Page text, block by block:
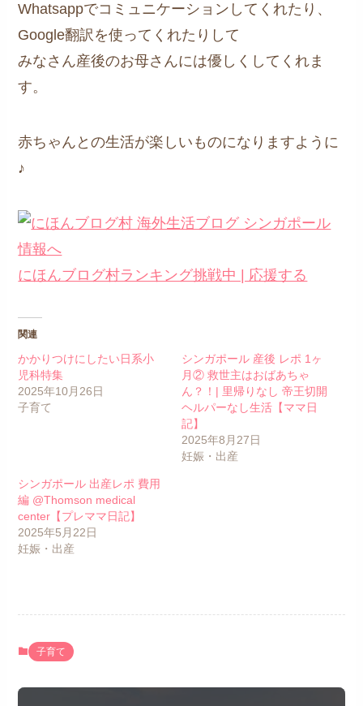
Whatsappでコミュニケーションしてくれたり、
Google翻訳を使ってくれたりして
みなさん産後のお母さんには優しくしてくれま
す。
赤ちゃんとの生活が楽しいものになりますように
♪
にほんブログ村ランキング挑戦中 | 応援する
関連
かかりつけにしたい日系小
児科特集
2025年10月26日
子育て
シンガポール 産後 レポ 1ヶ
月② 救世主はおばあちゃ
ん？！| 里帰りなし 帝王切開
ヘルパーなし生活【ママ日
記】
2025年8月27日
妊娠・出産
シンガポール 出産レポ 費用
編 @Thomson medical
center【プレママ日記】
2025年5月22日
妊娠・出産
子育て